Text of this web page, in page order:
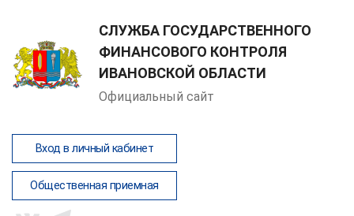
СЛУЖБА ГОСУДАРСТВЕННОГО
ФИНАНСОВОГО КОНТРОЛЯ
ИВАНОВСКОЙ ОБЛАСТИ
Официальный сайт
Вход в личный кабинет
Общественная приемная